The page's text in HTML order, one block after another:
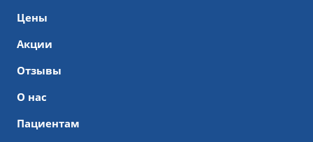
Цены
Акции
Отзывы
О нас
Пациентам